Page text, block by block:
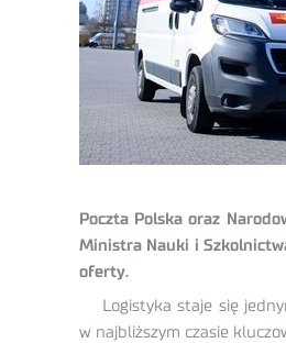
Poczta Polska oraz
Ministra Nauki i
oferty.
Logistyka staje się
w najbliższym czasie